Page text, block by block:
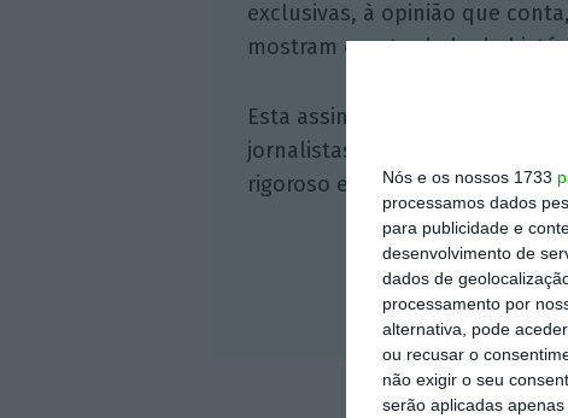
Nós e os nossos 1733
processamos dados
para publicidade e
desenvolvimento de
dados de
processamento por
alternativa, pode
ou recusar o
não exigir o seu
serão aplicadas
exclusivas, à opinião que
mostram o outro lado da
Esta assinatura é uma forma de
jornalistas. A nossa
rigoroso e credível.
Veja